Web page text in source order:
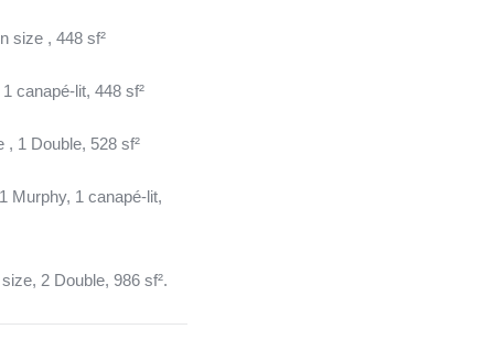
size , 448 sf²
canapé-lit, 448 sf²
1 Double, 528 sf²
Murphy, 1 canapé-lit,
2 Double, 986 sf².